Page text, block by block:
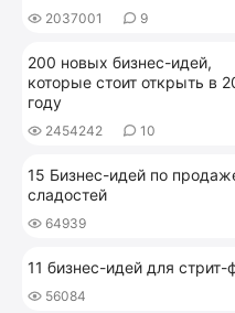
2037001 9
200 новых бизнес-идей,
которые стоит открыть в
году
2454242 10
15 Бизнес-идей по
сладостей
64939
11 бизнес-идей для стрит-
56084